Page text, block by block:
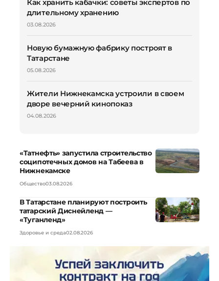
Как хранить кабачки: советы экспертов по
длительному хранению
03.08.2026
Новую бумажную фабрику построят в
Татарстане
05.08.2026
Жители Нижнекамска устроили в своем
дворе вечерний кинопоказ
04.08.2026
«Татнефть» запустила строительство
соципотечных домов на Табеева в
Нижнекамске
Общество03.08.2026
В Татарстане планируют построить
татарский Диснейленд —
«Туганленд»
Здоровье и среда02.08.2026